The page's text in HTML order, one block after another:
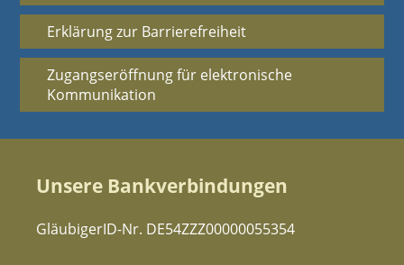
Erklärung zur Barrierefreiheit
Zugangseröffnung für elektronische
Kommunikation
Unsere Bankverbindungen
GläubigerID-Nr. DE54ZZZ00000055354